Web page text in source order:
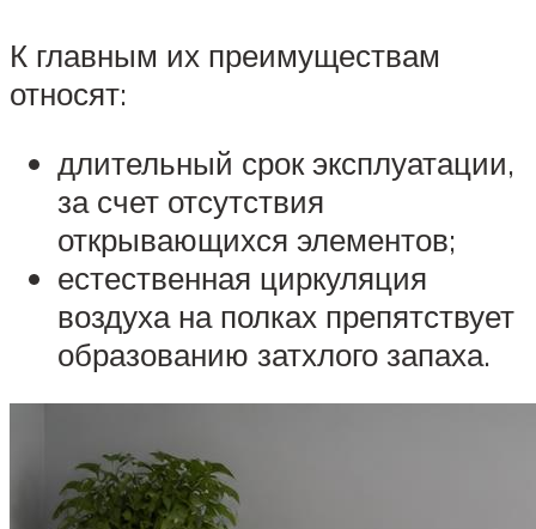
К главным их преимуществам
относят:
длительный срок эксплуатации,
за счет отсутствия
открывающихся элементов;
естественная циркуляция
воздуха на полках препятствует
образованию затхлого запаха.